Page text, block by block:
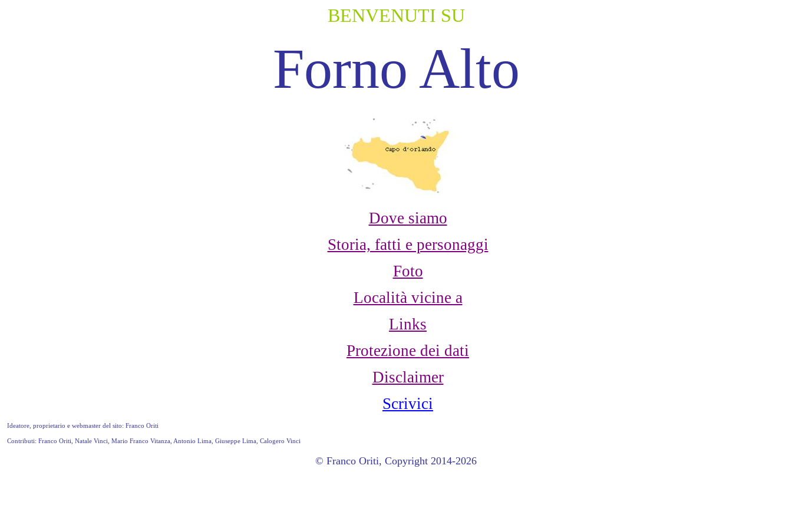
BENVENUTI SU
Forno Alto
Dove siamo
Storia, fatti e personaggi
Foto
Località vicine a
Links
Protezione dei dati
Disclaimer
Scrivici
Ideatore, proprietario e webmaster del sito: Franco Oriti
Contributi: Franco Oriti, Natale Vinci, Mario Franco Vitanza, Antonio Lima, Giuseppe Lima, Calogero Vinci
© Franco Oriti, Copyright 2014-2026